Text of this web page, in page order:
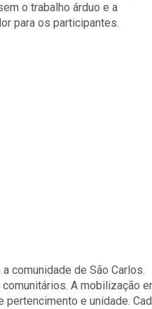
o trabalho árduo e a
para os participantes.
comunidade de São Carlos.
A mobilização
e unidade.